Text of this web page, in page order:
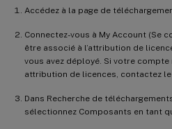
Accédez à la page de
Connectez-vous à My Account (Se
être associé à l’attribution de
vous avez déployé. Si votre compte
attribution de licences, contactez
Dans Recherche de
sélectionnez Composants en tant